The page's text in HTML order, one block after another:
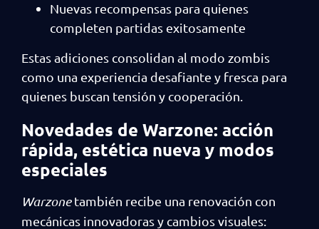
Nuevas recompensas para quienes
completen partidas exitosamente
Estas adiciones consolidan al modo zombis
como una experiencia desafiante y fresca para
quienes buscan tensión y cooperación.
Novedades de Warzone: acción
rápida, estética nueva y modos
especiales
Warzonetambién recibe una renovación con
mecánicas innovadoras y cambios visuales: